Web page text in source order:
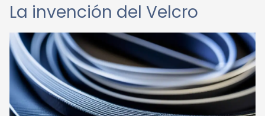
La invención del Velcro